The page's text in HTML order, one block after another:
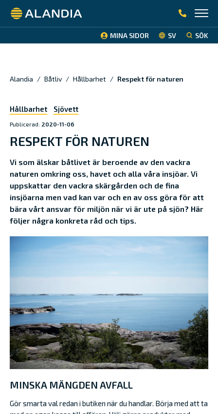
Alandia
MINA SIDOR SV SÖK
Alandia / Båtliv / Hållbarhet / Respekt för naturen
Hållbarhet Sjövett
Publicerad: 2020-11-06
RESPEKT FÖR NATUREN
Vi som älskar båtlivet är beroende av den vackra
naturen omkring oss, havet och alla våra insjöar. Vi
uppskattar den vackra skärgården och de fina
insjöarna men vad kan var och en av oss göra för att
bära vårt ansvar för miljön när vi är ute på sjön? Här
följer några konkreta råd och tips.
MINSKA MÄNGDEN AVFALL
Gör smarta val redan i butiken när du handlar. Börja med att ta